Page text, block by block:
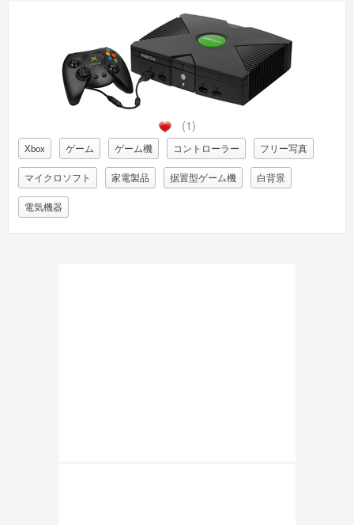
(1)
Xbox ゲーム ゲーム機 コントローラー フリー写真
マイクロソフト 家電製品 据置型ゲーム機 白背景
電気機器